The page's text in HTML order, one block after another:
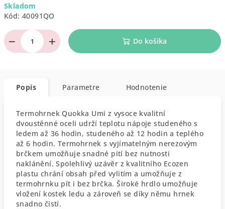
cena:
Skladom
Kód: 40091QO
+
− Do košíka
Popis Parametre Hodnotenie
Termohrnek Quokka Umi z vysoce kvalitní
dvoustěnné oceli udrží teplotu nápoje studeného s
ledem až 36 hodin, studeného až 12 hodin a teplého
až 6 hodin. Termohrnek s vyjímatelným nerezovým
brčkem umožňuje snadné pití bez nutnosti
naklánění. Spolehlivý uzávěr z kvalitního Ecozen
plastu chrání obsah před vylitím a umožňuje z
termohrnku pít i bez brčka. Široké hrdlo umožňuje
vložení kostek ledu a zároveň se díky němu hrnek
snadno čistí.